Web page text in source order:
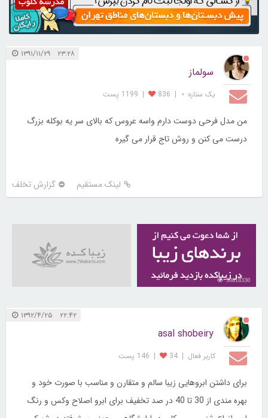
۲۳:۲۸ ۱۳۹۱/۱۱/۲۹
سولماز
یک ستاره ⋆ |
836
| 1199 پست
من مدل فرحی دوست دارم واسه عروس که بالای سر یه بوکله بزرگ
درست می کنن و روش تاج قرار می گیره
لینک مستقیم گزارش تخلف
30818330
۲۲:۴۲ ۱۳۹۲/۴/۲۵
asal shobeiry
کاربر فعال |
34
| 146 پست
برای داشتن ابروهایی زیبا سالم و متقارن و مناسب با صورت خود و
بهره مندی از 30 تا 40 در صد تخفیف برای ابرو اصلاح وکس و رنگ